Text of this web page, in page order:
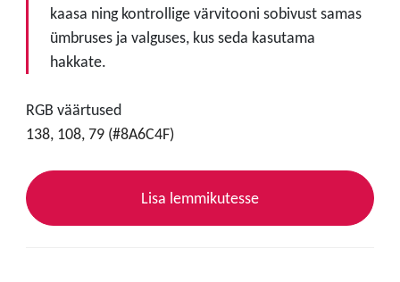
kaasa ning kontrollige värvitooni sobivust samas
ümbruses ja valguses, kus seda kasutama
hakkate.
RGB väärtused
138, 108, 79 (#8A6C4F)
Lisa lemmikutesse